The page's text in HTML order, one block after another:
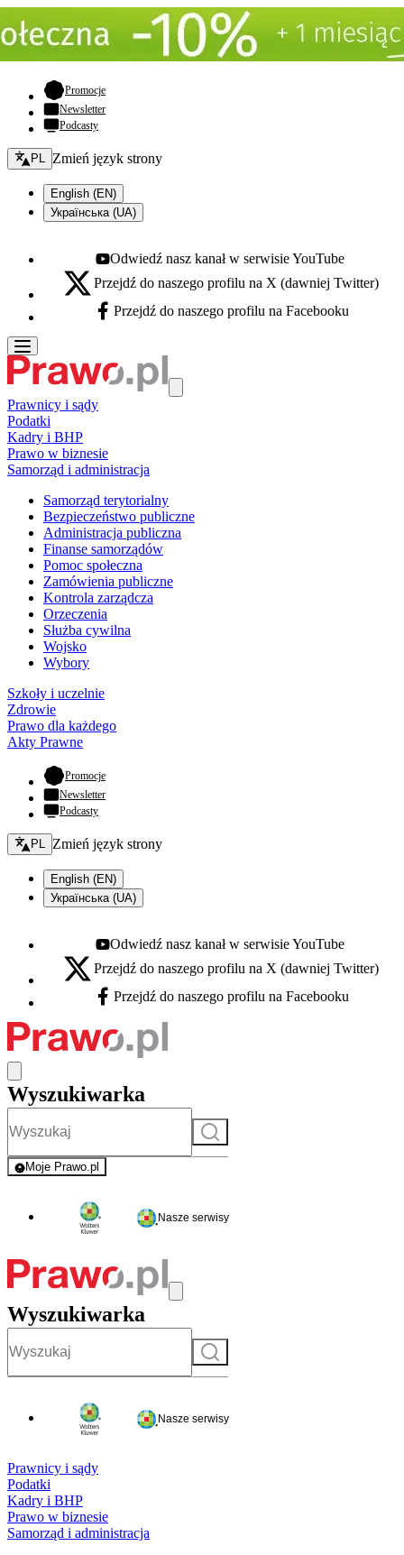
Promocje- otwiera się w nowej karcie
Newsletter
Podcasty
Zmień język - bieżący:
PL Zmień język strony
English (EN)
Українська (UA)
Youtube - otwiera się w nowej karcie
Odwiedź nasz kanał w serwisie YouTube
X - otwiera się w nowej karcie
Przejdź do naszego profilu na X (dawniej Twitter)
Facebook - otwiera się w nowej karcie
Przejdź do naszego profilu na Facebooku
Prawnicy i sądy
Podatki
Kadry i BHP
Prawo w biznesie
Samorząd i administracja
Samorząd terytorialny
Bezpieczeństwo publiczne
Administracja publiczna
Finanse samorządów
Pomoc społeczna
Zamówienia publiczne
Kontrola zarządcza
Orzeczenia
Służba cywilna
Wojsko
Wybory
Szkoły i uczelnie
Zdrowie
Prawo dla każdego
Akty Prawne
Promocje- otwiera się w nowej karcie
Newsletter
Podcasty
Zmień język - bieżący:
PL Zmień język strony
English (EN)
Українська (UA)
Youtube - otwiera się w nowej karcie
Odwiedź nasz kanał w serwisie YouTube
X - otwiera się w nowej karcie
Przejdź do naszego profilu na X (dawniej Twitter)
Facebook - otwiera się w nowej karcie
Przejdź do naszego profilu na Facebooku
Wyszukiwarka
Szukaj
Moje Prawo.pl
- rejestracja i logowanie do serwisu
Nasze serwisy
Wyszukiwarka
Szukaj
Nasze serwisy
Prawnicy i sądy
Podatki
Kadry i BHP
Prawo w biznesie
Samorząd i administracja